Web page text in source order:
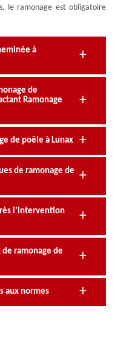
le ramonage est obligatoire
à
de
Ramonage
de poêle à Lunax
de ramonage de
l’intervention
ramonage de
aux normes